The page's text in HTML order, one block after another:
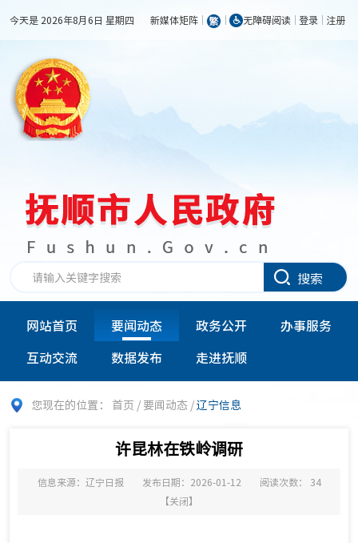
今天是 2026年8月6日 星期四 新媒体矩阵 无障碍阅读 登录 注册
搜索
网站首页 要闻动态 政务公开
办事服务
互动交流
数据发布 走进抚顺
您现在的位置： 首页 / 要闻动态 /辽宁信息
许昆林在铁岭调研
信息来源：辽宁日报 发布日期：2026-01-12 阅读次数： 34
【关闭】